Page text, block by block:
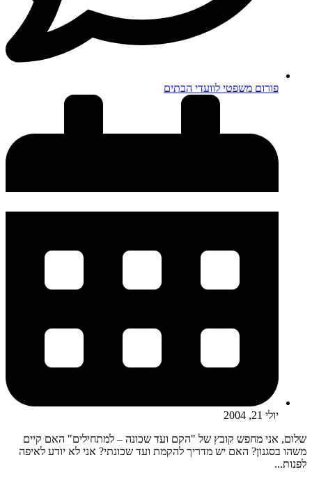
פורום משפטי לוועדי הבתים
יולי 21, 2004
שלום, אני מחפש קובץ של "הקם ועד שכונה – למתחילים" האם קיים
משהו בסגנון? האם יש מדריך להקמת ועד שכונתי? אני לא יודע לאיפה
לפנות...